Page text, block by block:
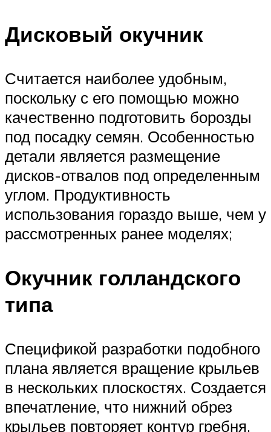
Дисковый окучник
Считается наиболее удобным,
поскольку с его помощью можно
качественно подготовить борозды
под посадку семян. Особенностью
детали является размещение
дисков-отвалов под определенным
углом. Продуктивность
использования гораздо выше, чем у
рассмотренных ранее моделях;
Окучник голландского
типа
Спецификой разработки подобного
плана является вращение крыльев
в нескольких плоскостях. Создается
впечатление, что нижний обрез
крыльев повторяет контур гребня.